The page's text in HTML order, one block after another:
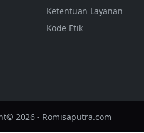
Ketentuan Layanan
Kode Etik
2026 - Romisaputra.com